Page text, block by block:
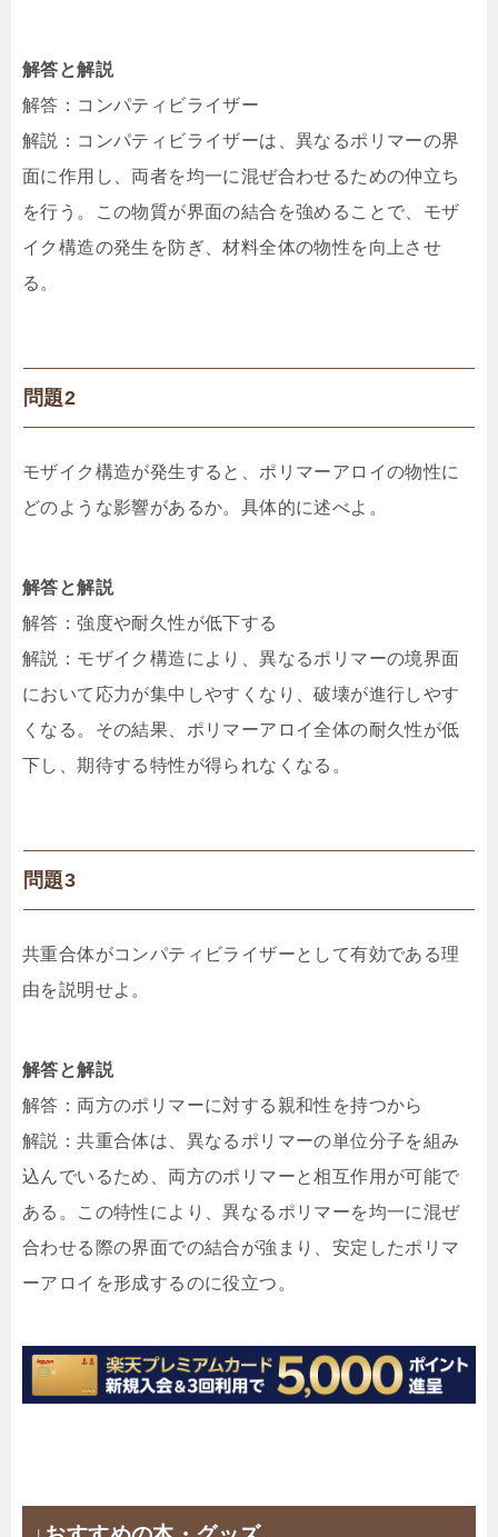
解答と解説
解答：コンパティビライザー
解説：コンパティビライザーは、異なるポリマーの界
面に作用し、両者を均一に混ぜ合わせるための仲立ち
を行う。この物質が界面の結合を強めることで、モザ
イク構造の発生を防ぎ、材料全体の物性を向上させ
る。
問題2
モザイク構造が発生すると、ポリマーアロイの物性に
どのような影響があるか。具体的に述べよ。
解答と解説
解答：強度や耐久性が低下する
解説：モザイク構造により、異なるポリマーの境界面
において応力が集中しやすくなり、破壊が進行しやす
くなる。その結果、ポリマーアロイ全体の耐久性が低
下し、期待する特性が得られなくなる。
問題3
共重合体がコンパティビライザーとして有効である理
由を説明せよ。
解答と解説
解答：両方のポリマーに対する親和性を持つから
解説：共重合体は、異なるポリマーの単位分子を組み
込んでいるため、両方のポリマーと相互作用が可能で
ある。この特性により、異なるポリマーを均一に混ぜ
合わせる際の界面での結合が強まり、安定したポリマ
ーアロイを形成するのに役立つ。